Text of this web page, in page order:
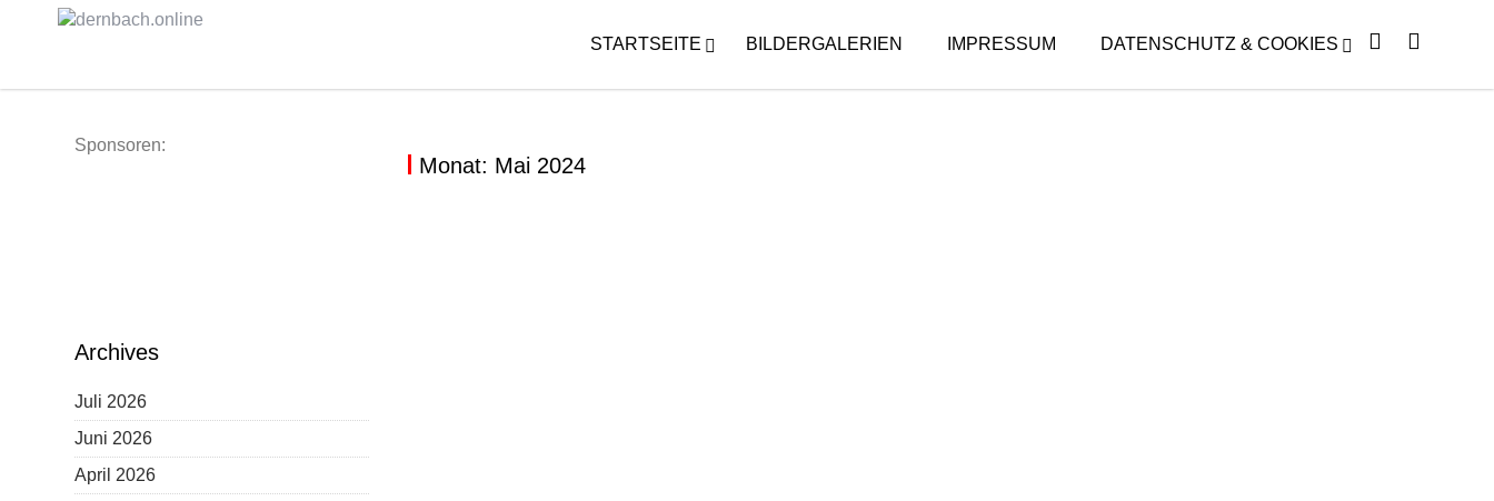
STARTSEITE BILDERGALERIEN IMPRESSUM DATENSCHUTZ & COOKIES
Monat: Mai 2024
Sponsoren:
Archives
Juli 2026
Juni 2026
April 2026